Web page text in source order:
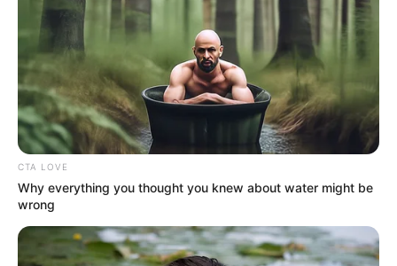
RCN RADIO
Enfrentamientos entre ilegales en Anorí
Septiembre 1, 2025
CTA LOVE
Why everything you thought you knew about water might be
wrong